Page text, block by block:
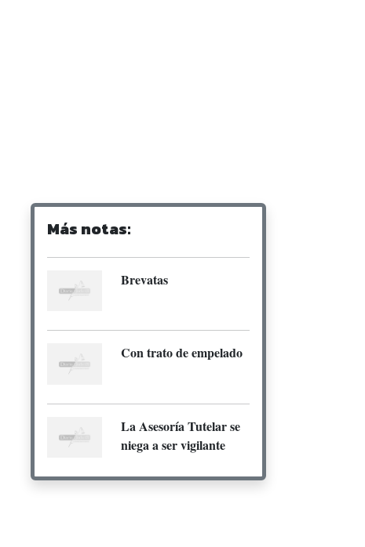
Más notas:
Brevatas
Con trato de empelado
La Asesoría Tutelar se
niega a ser vigilante